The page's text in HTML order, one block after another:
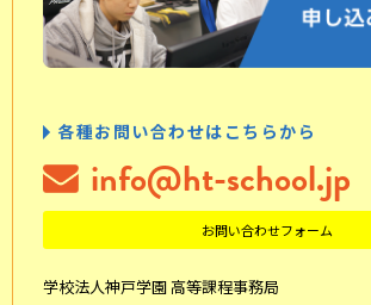
各種お問い合わせはこちらから
info@ht-school.jp
お問い合わせフォーム
学校法人神戸学園 高等課程事務局